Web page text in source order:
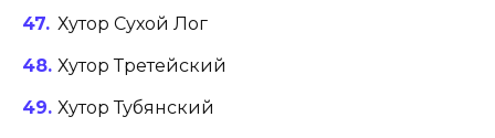
Хутор Сухой Лог
Хутор Третейский
Хутор Тубянский